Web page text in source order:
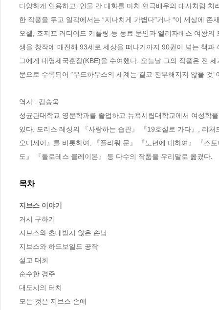
다양하게 인용하고, 인물 간 대화를 마치 연극배우의 대사처럼
한 작풍을 두고 일각에서는 “지나치게 가볍다”거나 “이 세상에
오웰, 조지프 러디어드 키플링 등 동료 문인과 엘리자베스 여왕
생을 창작에 매진해 93세로 세상을 떠나기까지 90권이 넘는 책
그에게 대영제국훈장(KBE)을 수여했다. 오늘날 그의 작품은 전
문으로 수록되어 “우드하우스의 세계는 결코 진부해지지 않을 것
역자 : 김승욱
성균관대학교 영문학과를 졸업하고 뉴욕시립대학교에서 여성학
있다. 도리스 레싱의 『사랑하는 습관』 『19호실로 가다』, 리
오디세이』를 비롯하여, 『플라워 문』 『노년에 대하여』 『스
도』 『돌로레스 클레이본』 등 다수의 작품을 우리말로 옮겼다.
목차
지브스 이야기
거시 구하기
지브스와 초대받지 않은 손님
지브스와 하드보일드 공작
설교 대회
순수한 경주
대도시의 터치
모든 것은 지브스 손에